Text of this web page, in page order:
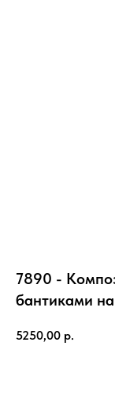
7890 -
бантиками
5250,00 р.